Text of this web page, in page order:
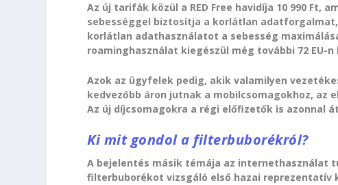
Az új tarifák közül a RED Free havidíja 10 990
sebességgel biztosítja a korlátlan adatforgalmat,
korlátlan adathasználatot a sebesség
roaminghasználat kiegészül még további 72 EU-
Azok az ügyfelek pedig, akik valamilyen
kedvezőbb áron jutnak a mobilcsomagokhoz, az
Az új díjcsomagokra a régi előfizetők is azonnal
Ki mit gondol a filterbuborékról?
A bejelentés másik témája az internethasználat
filterbuborékot vizsgáló első hazai reprezentatív